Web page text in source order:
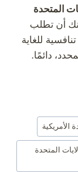
المتحدة
أن تطلب
للغاية
دائمًا.
الأمريكية
المتحدة